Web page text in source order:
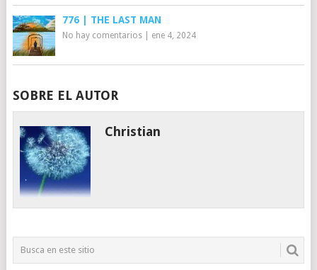
776 | THE LAST MAN
No hay comentarios| ene 4, 2024
SOBRE EL AUTOR
Christian